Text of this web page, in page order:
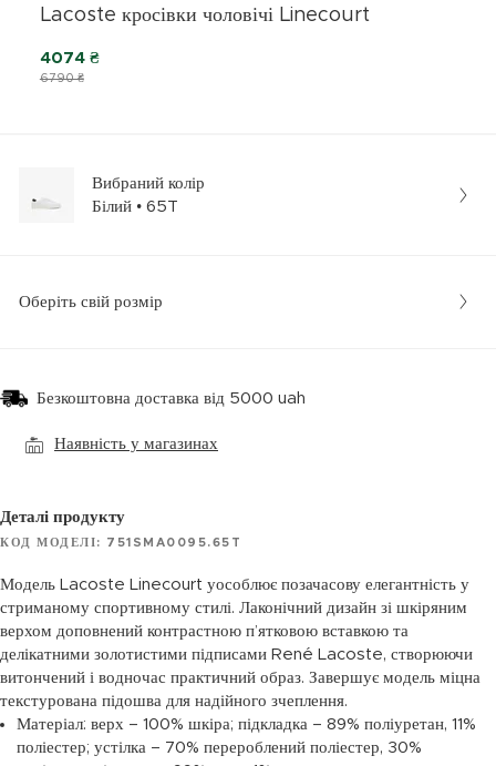
Lacoste кросівки чоловічі Linecourt
6790 ₴
4074 ₴
Вибраний колір
Білий • 65T
Оберіть свій розмір
Безкоштовна доставка від 5000 uah
Наявність у магазинах
Деталі продукту
КОД МОДЕЛІ: 751SMA0095.65T
Модель Lacoste Linecourt уособлює позачасову елегантність у
стриманому спортивному стилі. Лаконічний дизайн зі шкіряним
верхом доповнений контрастною п’ятковою вставкою та
делікатними золотистими підписами René Lacoste, створюючи
витончений і водночас практичний образ. Завершує модель міцна
текстурована підошва для надійного зчеплення.
Матеріал: верх – 100% шкіра; підкладка – 89% поліуретан, 11%
поліестер; устілка – 70% перероблений поліестер, 30%